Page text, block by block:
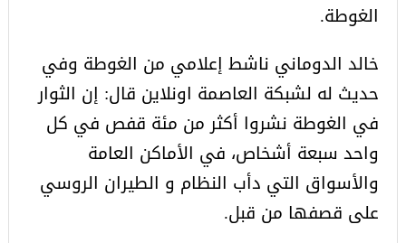
الغوطة.
خالد الدوماني ناشط إعلامي من الغوطة وفي
حديث له لشبكة العاصمة اونلاين قال: إن الثوار
في الغوطة نشروا أكثر من مئة قفص في كل
واحد سبعة أشخاص، في الأماكن العامة
والأسواق التي دأب النظام و الطيران الروسي
على قصفها من قبل.